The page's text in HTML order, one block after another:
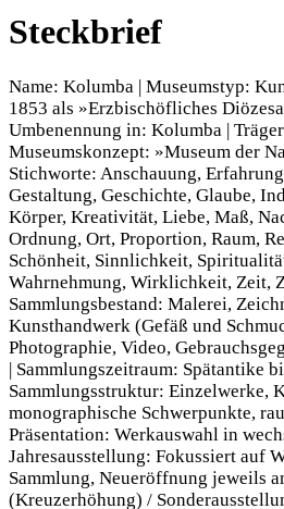
Steckbrief
Name: Kolumba | Museumstyp:
1853 als »Erzbischöfliches
Umbenennung in: Kolumba |
Museumskonzept: »Museum der
Stichworte: Anschauung,
Gestaltung, Geschichte, Glaube,
Körper, Kreativität, Liebe, Maß,
Ordnung, Ort, Proportion, Raum,
Schönheit, Sinnlichkeit,
Wahrnehmung, Wirklichkeit, Zeit,
Sammlungsbestand: Malerei,
Kunsthandwerk (Gefäß und
Photographie, Video,
| Sammlungszeitraum: Spätantike
Sammlungsstruktur: Einzelwerke,
monographische Schwerpunkte,
Präsentation: Werkauswahl in
Jahresausstellung: Fokussiert auf
Sammlung, Neueröffnung jeweils
(Kreuzerhöhung) /